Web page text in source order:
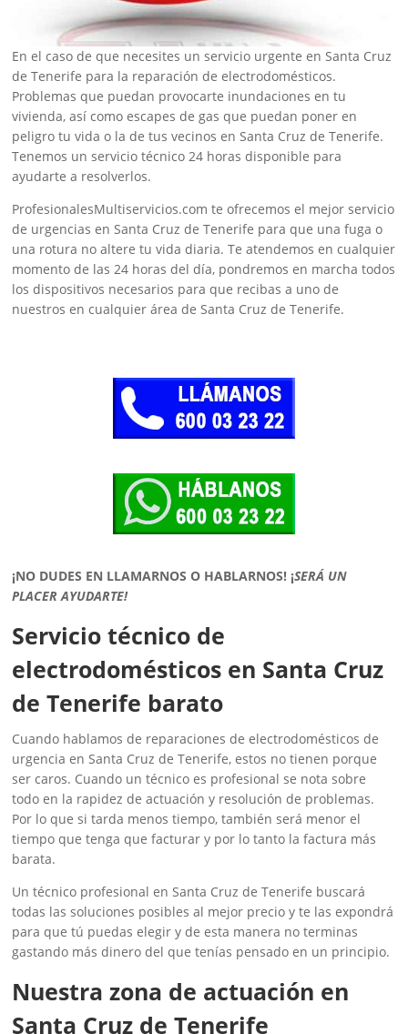
En el caso de que necesites un servicio urgente en Santa Cruz
de Tenerife para la reparación de electrodomésticos.
Problemas que puedan provocarte inundaciones en tu
vivienda, así como escapes de gas que puedan poner en
peligro tu vida o la de tus vecinos en Santa Cruz de Tenerife.
Tenemos un servicio técnico 24 horas disponible para
ayudarte a resolverlos.
ProfesionalesMultiservicios.com te ofrecemos el mejor servicio
de urgencias en Santa Cruz de Tenerife para que una fuga o
una rotura no altere tu vida diaria. Te atendemos en cualquier
momento de las 24 horas del día, pondremos en marcha todos
los dispositivos necesarios para que recibas a uno de
nuestros en cualquier área de Santa Cruz de Tenerife.
¡NO DUDES EN LLAMARNOS O HABLARNOS! ¡SERÁ UN
PLACER AYUDARTE!
Servicio técnico de
electrodomésticos en Santa Cruz
de Tenerife barato
Cuando hablamos de reparaciones de electrodomésticos de
urgencia en Santa Cruz de Tenerife, estos no tienen porque
ser caros. Cuando un técnico es profesional se nota sobre
todo en la rapidez de actuación y resolución de problemas.
Por lo que si tarda menos tiempo, también será menor el
tiempo que tenga que facturar y por lo tanto la factura más
barata.
Un técnico profesional en Santa Cruz de Tenerife buscará
todas las soluciones posibles al mejor precio y te las expondrá
para que tú puedas elegir y de esta manera no terminas
gastando más dinero del que tenías pensado en un principio.
Nuestra zona de actuación en
Santa Cruz de Tenerife